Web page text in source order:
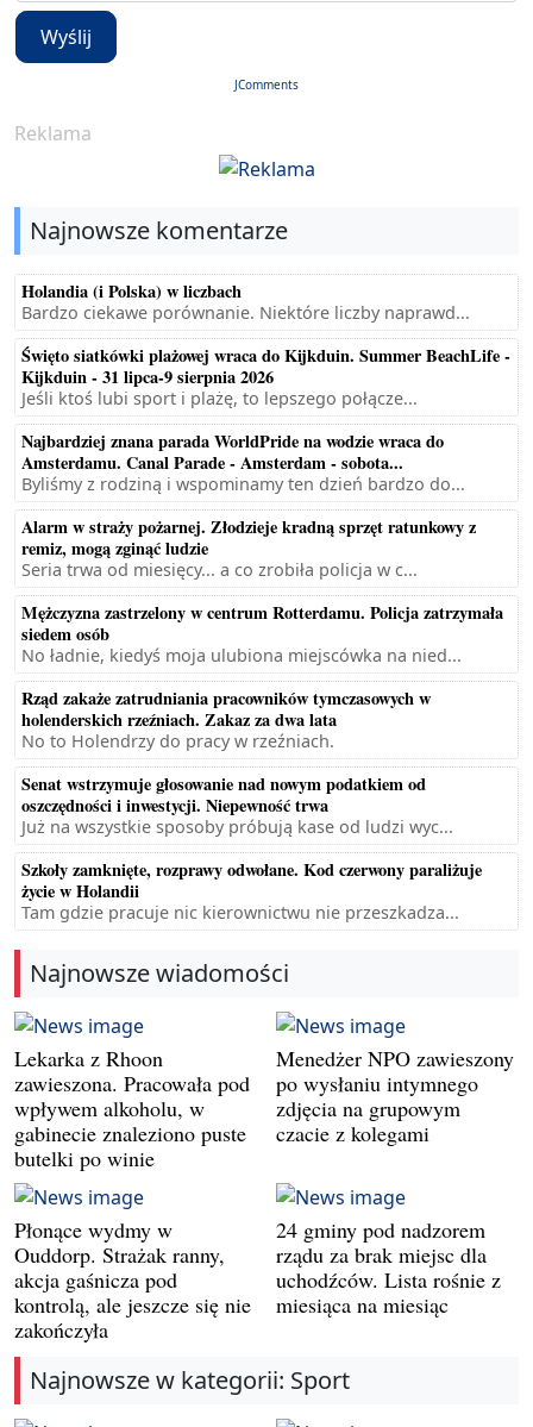
Wyślij
JComments
Reklama
Najnowsze komentarze
Holandia (i Polska) w liczbach
Bardzo ciekawe porównanie. Niektóre liczby naprawd...
Święto siatkówki plażowej wraca do Kijkduin. Summer BeachLife -
Kijkduin - 31 lipca-9 sierpnia 2026
Jeśli ktoś lubi sport i plażę, to lepszego połącze...
Najbardziej znana parada WorldPride na wodzie wraca do
Amsterdamu. Canal Parade - Amsterdam - sobota...
Byliśmy z rodziną i wspominamy ten dzień bardzo do...
Alarm w straży pożarnej. Złodzieje kradną sprzęt ratunkowy z
remiz, mogą zginąć ludzie
Seria trwa od miesięcy... a co zrobiła policja w c...
Mężczyzna zastrzelony w centrum Rotterdamu. Policja zatrzymała
siedem osób
No ładnie, kiedyś moja ulubiona miejscówka na nied...
Rząd zakaże zatrudniania pracowników tymczasowych w
holenderskich rzeźniach. Zakaz za dwa lata
No to Holendrzy do pracy w rzeźniach.
Senat wstrzymuje głosowanie nad nowym podatkiem od
oszczędności i inwestycji. Niepewność trwa
Już na wszystkie sposoby próbują kase od ludzi wyc...
Szkoły zamknięte, rozprawy odwołane. Kod czerwony paraliżuje
życie w Holandii
Tam gdzie pracuje nic kierownictwu nie przeszkadza...
Najnowsze wiadomości
Lekarka z Rhoon
zawieszona. Pracowała pod
wpływem alkoholu, w
gabinecie znaleziono puste
butelki po winie
Menedżer NPO zawieszony
po wysłaniu intymnego
zdjęcia na grupowym
czacie z kolegami
Płonące wydmy w
Ouddorp. Strażak ranny,
akcja gaśnicza pod
kontrolą, ale jeszcze się nie
zakończyła
24 gminy pod nadzorem
rządu za brak miejsc dla
uchodźców. Lista rośnie z
miesiąca na miesiąc
Najnowsze w kategorii: Sport